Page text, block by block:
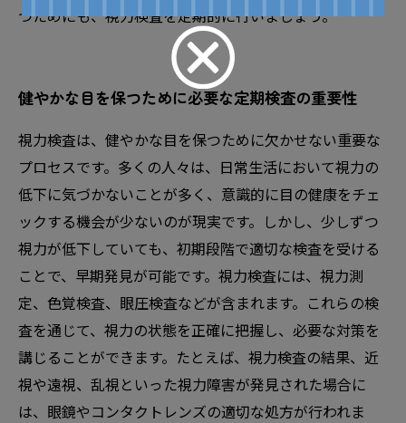
つためにも、視力検査を定期的に行いましょう。
健やかな目を保つために必要な定期検査の重要性
視力検査は、健やかな目を保つために欠かせない重要な
プロセスです。多くの人々は、日常生活において視力の
低下に気づかないことが多く、意識的に目の健康をチェ
ックする機会が少ないのが現実です。しかし、少しずつ
視力が低下していても、初期段階で適切な検査を受ける
ことで、早期発見が可能です。視力検査には、視力測
定、色覚検査、眼圧検査などが含まれます。これらの検
査を通じて、視力の状態を正確に把握し、必要な対策を
講じることができます。たとえば、視力検査の結果、近
視や遠視、乱視といった視力障害が発見された場合に
は、眼鏡やコンタクトレンズの適切な処方が行われま